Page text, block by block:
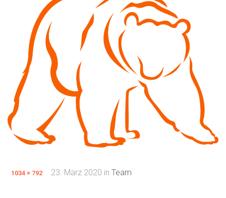
1034 × 792 23. März 2020 in Team